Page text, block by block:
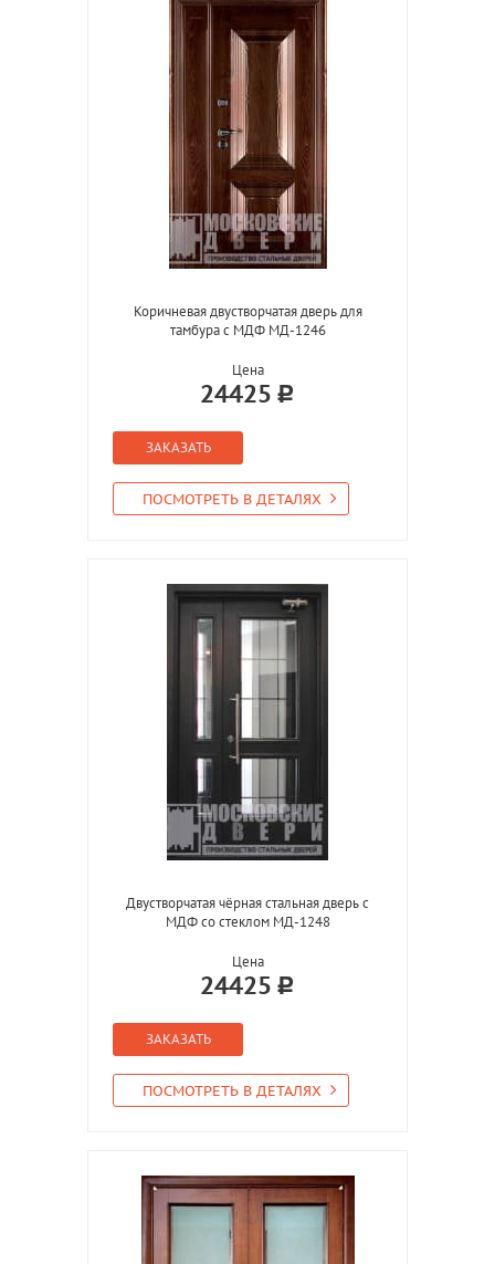
Коричневая двустворчатая дверь для
тамбура с МДФ МД-1246
Цена
24425
ЗАКАЗАТЬ
ПОСМОТРЕТЬ В ДЕТАЛЯХ
Двустворчатая чёрная стальная дверь с
МДФ со стеклом МД-1248
Цена
24425
ЗАКАЗАТЬ
ПОСМОТРЕТЬ В ДЕТАЛЯХ